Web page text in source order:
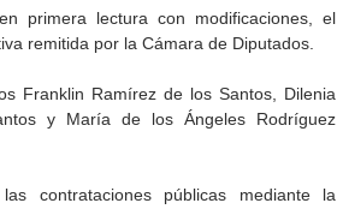
primera lectura con modificaciones, el
remitida por la Cámara de Diputados.
Franklin Ramírez de los Santos, Dilenia
y María de los Ángeles Rodríguez
contrataciones públicas mediante la